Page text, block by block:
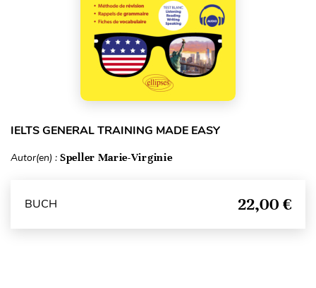
IELTS GENERAL TRAINING MADE EASY
Autor(en) : Speller Marie-Virginie
BUCH 22,00 €